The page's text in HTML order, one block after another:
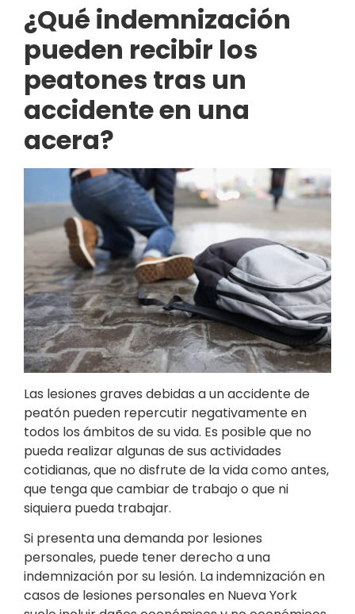
¿Qué indemnización
pueden recibir los
peatones tras un
accidente en una
acera?
Las lesiones graves debidas a un accidente de
peatón pueden repercutir negativamente en
todos los ámbitos de su vida. Es posible que no
pueda realizar algunas de sus actividades
cotidianas, que no disfrute de la vida como antes,
que tenga que cambiar de trabajo o que ni
siquiera pueda trabajar.
Si presenta una demanda por lesiones
personales, puede tener derecho a una
indemnización por su lesión. La indemnización en
casos de lesiones personales en Nueva York